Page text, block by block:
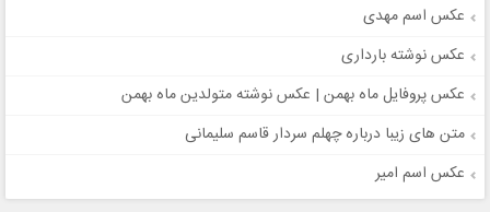
عکس اسم مهدی
عکس نوشته بارداری
عکس پروفایل ماه بهمن | عکس نوشته متولدین ماه بهمن
متن های زیبا درباره چهلم سردار قاسم سلیمانی
عکس اسم امیر